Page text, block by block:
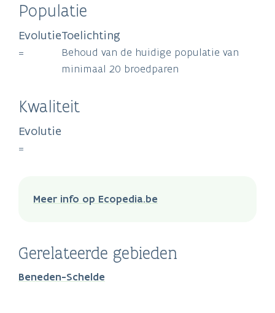
Populatie
Evolutie
=
Toelichting
Behoud van de huidige populatie van
minimaal 20 broedparen
Kwaliteit
Evolutie
=
Meer info op Ecopedia.be
Gerelateerde gebieden
Beneden-Schelde